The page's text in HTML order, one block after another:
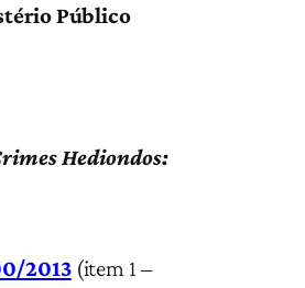
Público
Hediondos:
2013(item 1 –